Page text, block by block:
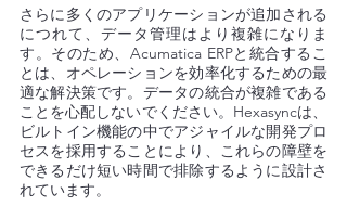
さらに多くのアプリケーションが追加される
につれて、データ管理はより複雑になりま
す。そのため、Acumatica ERPと統合するこ
とは、オペレーションを効率化するための最
適な解決策です。データの統合が複雑である
ことを心配しないでください。Hexasyncは、
ビルトイン機能の中でアジャイルな開発プロ
セスを採用することにより、これらの障壁を
できるだけ短い時間で排除するように設計さ
れています。